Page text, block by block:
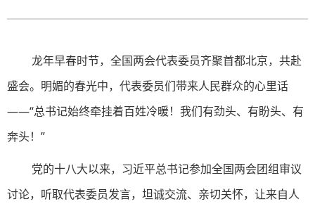
龙年早春时节，全国两会代表委员齐聚首都北京，共赴
盛会。明媚的春光中，代表委员们带来人民群众的心里话
——“总书记始终牵挂着百姓冷暖！我们有劲头、有盼头、有
奔头！”
党的十八大以来，习近平总书记参加全国两会团组审议
讨论，听取代表委员发言，坦诚交流、亲切关怀，让来自人